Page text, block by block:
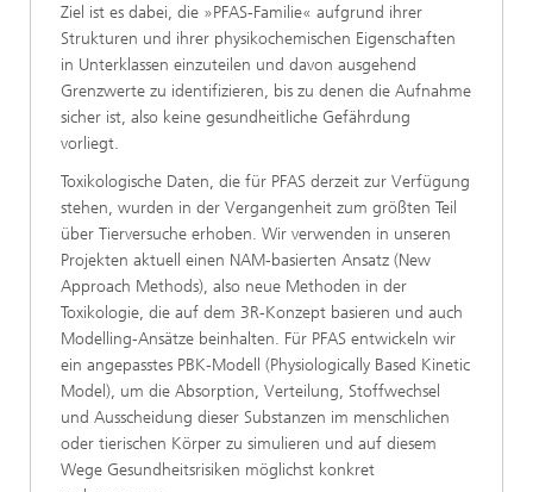
Ziel ist es dabei, die »PFAS-Familie« aufgrund ihrer
Strukturen und ihrer physikochemischen Eigenschaften
in Unterklassen einzuteilen und davon ausgehend
Grenzwerte zu identifizieren, bis zu denen die Aufnahme
sicher ist, also keine gesundheitliche Gefährdung
vorliegt.
Toxikologische Daten, die für PFAS derzeit zur Verfügung
stehen, wurden in der Vergangenheit zum größten Teil
über Tierversuche erhoben. Wir verwenden in unseren
Projekten aktuell einen NAM-basierten Ansatz (New
Approach Methods), also neue Methoden in der
Toxikologie, die auf dem 3R-Konzept basieren und auch
Modelling-Ansätze beinhalten. Für PFAS entwickeln wir
ein angepasstes PBK-Modell (Physiologically Based Kinetic
Model), um die Absorption, Verteilung, Stoffwechsel
und Ausscheidung dieser Substanzen im menschlichen
oder tierischen Körper zu simulieren und auf diesem
Wege Gesundheitsrisiken möglichst konkret